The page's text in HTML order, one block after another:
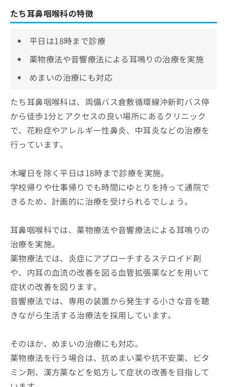
たち耳鼻咽喉科の特徴
平日は18時まで診療
薬物療法や音響療法による耳鳴りの治療を実施
めまいの治療にも対応
たち耳鼻咽喉科は、両備バス倉敷循環線沖新町バス停
から徒歩1分とアクセスの良い場所にあるクリニック
で、花粉症やアレルギー性鼻炎、中耳炎などの治療を
行っています。
木曜日を除く平日は18時まで診療を実施。
学校帰りや仕事帰りでも時間にゆとりを持って通院で
きるため、計画的に治療を受けられるでしょう。
耳鼻咽喉科では、薬物療法や音響療法による耳鳴りの
治療を実施。
薬物療法では、炎症にアプローチするステロイド剤
や、内耳の血流の改善を図る血管拡張薬などを用いて
症状の改善を図ります。
音響療法では、専用の装置から発生する小さな音を聴
きながら生活する治療法を採用しています。
そのほか、めまいの治療にも対応。
薬物療法を行う場合は、抗めまい薬や抗不安薬、ビタ
ミン剤、漢方薬などを処方して症状の改善を目指して